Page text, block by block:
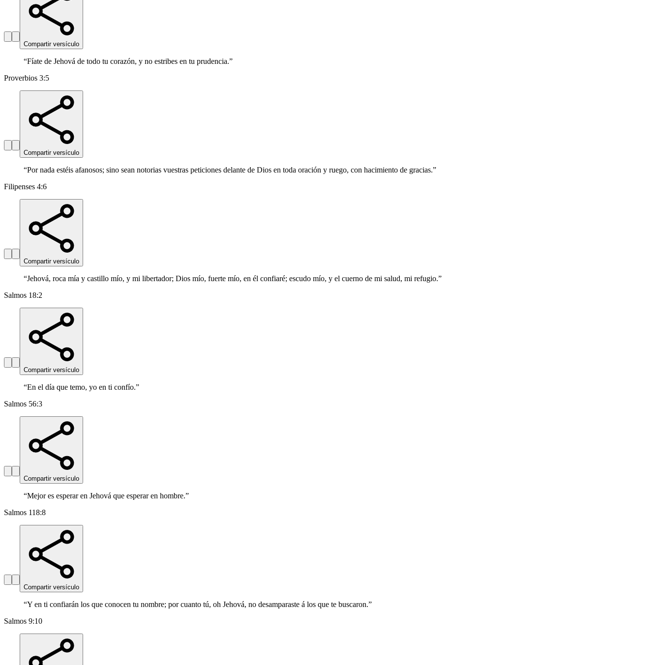
Compartir versículo
“Fíate de Jehová de todo tu corazón, y no estribes en tu prudencia.”
Proverbios 3:5
Compartir versículo
“Por nada estéis afanosos; sino sean notorias vuestras peticiones delante de Dios en toda oración y ruego, con hacimiento de gracias.”
Filipenses 4:6
Compartir versículo
“Jehová, roca mía y castillo mío, y mi libertador; Dios mío, fuerte mío, en él confiaré; escudo mío, y el cuerno de mi salud, mi refugio.”
Salmos 18:2
Compartir versículo
“En el día que temo, yo en ti confío.”
Salmos 56:3
Compartir versículo
“Mejor es esperar en Jehová que esperar en hombre.”
Salmos 118:8
Compartir versículo
“Y en ti confiarán los que conocen tu nombre; por cuanto tú, oh Jehová, no desamparaste á los que te buscaron.”
Salmos 9:10